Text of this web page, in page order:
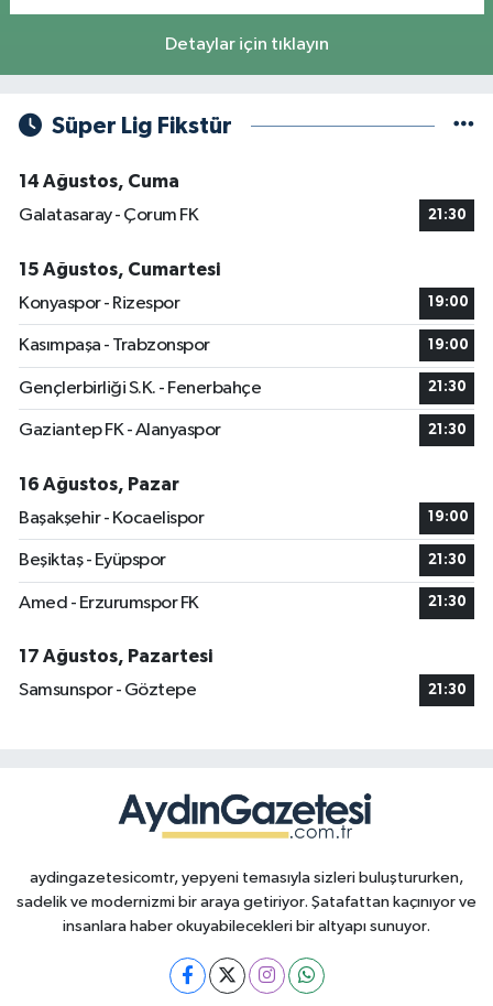
Detaylar için tıklayın
Süper Lig Fikstür
14 Ağustos, Cuma
Galatasaray - Çorum FK
21:30
15 Ağustos, Cumartesi
Konyaspor - Rizespor
19:00
Kasımpaşa - Trabzonspor 19:00
Gençlerbirliği S.K. - Fenerbahçe 21:30
Gaziantep FK - Alanyaspor 21:30
16 Ağustos, Pazar
Başakşehir - Kocaelispor
19:00
Beşiktaş - Eyüpspor 21:30
Amed - Erzurumspor FK 21:30
17 Ağustos, Pazartesi
Samsunspor - Göztepe
21:30
aydingazetesicomtr, yepyeni temasıyla sizleri buluştururken,
sadelik ve modernizmi bir araya getiriyor. Şatafattan kaçınıyor ve
insanlara haber okuyabilecekleri bir altyapı sunuyor.